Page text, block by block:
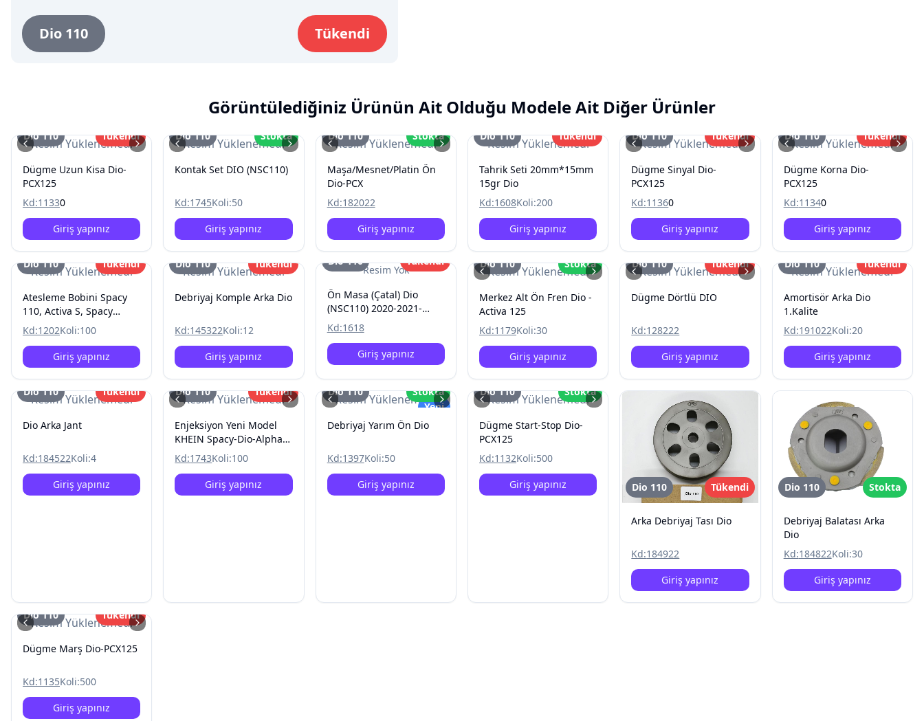
Dio 110 Tükendi
Görüntülediğiniz Ürünün Ait Olduğu Modele Ait Diğer Ürünler
Resim Yüklenemedi
Dio 110 Tükendi
Dügme Uzun Kisa Dio-
PCX125
Kd:11330
Giriş yapınız
Resim Yüklenemedi
Dio 110 Stokta
Kontak Set DIO (NSC110)
Kd:1745Koli:50
Giriş yapınız
Resim Yüklenemedi
Dio 110 Stokta
Maşa/Mesnet/Platin Ön
Dio-PCX
Kd:182022
Giriş yapınız
Resim Yüklenemedi
Dio 110 Tükendi
Tahrik Seti 20mm*15mm
15gr Dio
Kd:1608Koli:200
Giriş yapınız
Resim Yüklenemedi
Dio 110 Tükendi
Dügme Sinyal Dio-
PCX125
Kd:11360
Giriş yapınız
Resim Yüklenemedi
Dio 110 Tükendi
Dügme Korna Dio-
PCX125
Kd:11340
Giriş yapınız
Resim Yüklenemedi
Dio 110 Tükendi
Atesleme Bobini Spacy
110, Activa S, Spacy
Alpha, Dio, Activa S Yeni
Kd:1202Koli:100
Giriş yapınız
Resim Yüklenemedi
Dio 110 Tükendi
Debriyaj Komple Arka Dio
Kd:145322Koli:12
Giriş yapınız
Resim Yok
Dio 110 Tükendi
Ön Masa (Çatal) Dio
(NSC110) 2020-2021-
2022-2023
Kd:1618
Giriş yapınız
Resim Yüklenemedi
Dio 110 Stokta
Merkez Alt Ön Fren Dio -
Activa 125
Kd:1179Koli:30
Giriş yapınız
Resim Yüklenemedi
Dio 110 Tükendi
Dügme Dörtlü DIO
Kd:128222
Giriş yapınız
Resim Yüklenemedi
Dio 110 Tükendi
Amortisör Arka Dio
1.Kalite
Kd:191022Koli:20
Giriş yapınız
Resim Yüklenemedi
Dio 110 Tükendi
Dio Arka Jant
Kd:184522Koli:4
Giriş yapınız
Resim Yüklenemedi
Dio 110 Tükendi
Enjeksiyon Yeni Model
KHEIN Spacy-Dio-Alpha-
PCX-Activa S
Kd:1743Koli:100
Giriş yapınız
Resim Yüklenemedi
Yeni
Dio 110 Stokta
Debriyaj Yarım Ön Dio
Kd:1397Koli:50
Giriş yapınız
Resim Yüklenemedi
Dio 110 Stokta
Dügme Start-Stop Dio-
PCX125
Kd:1132Koli:500
Giriş yapınız
Dio 110 Tükendi
Arka Debriyaj Tası Dio
Kd:184922
Giriş yapınız
Dio 110 Stokta
Debriyaj Balatası Arka
Dio
Kd:184822Koli:30
Giriş yapınız
Resim Yüklenemedi
Dio 110 Tükendi
Dügme Marş Dio-PCX125
Kd:1135Koli:500
Giriş yapınız